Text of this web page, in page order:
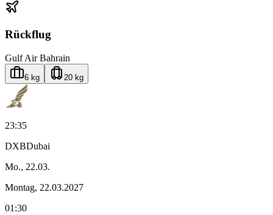
Rückflug
Gulf Air Bahrain
6 kg 20 kg
23:35
DXBDubai
Mo., 22.03.
Montag, 22.03.2027
01:30